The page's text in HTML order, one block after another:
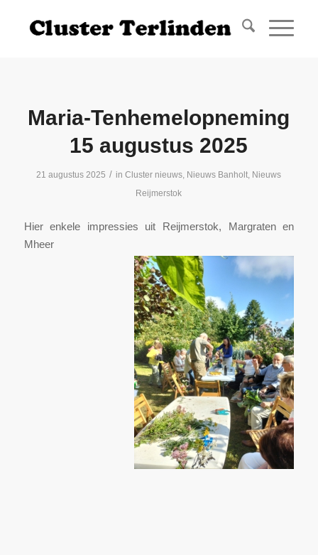
Maria-Tenhemelopneming
15 augustus 2025
21 augustus 2025 / inCluster nieuws, Nieuws Banholt, Nieuws
Reijmerstok
Hier enkele impressies uit Reijmerstok, Margraten en
Mheer